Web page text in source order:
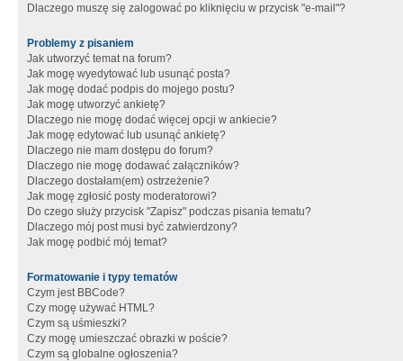
Dlaczego muszę się zalogować po kliknięciu w przycisk "e-mail"?
Problemy z pisaniem
Jak utworzyć temat na forum?
Jak mogę wyedytować lub usunąć posta?
Jak mogę dodać podpis do mojego postu?
Jak mogę utworzyć ankietę?
Dlaczego nie mogę dodać więcej opcji w ankiecie?
Jak mogę edytować lub usunąć ankietę?
Dlaczego nie mam dostępu do forum?
Dlaczego nie mogę dodawać załączników?
Dlaczego dostałam(em) ostrzeżenie?
Jak mogę zgłosić posty moderatorowi?
Do czego służy przycisk "Zapisz" podczas pisania tematu?
Dlaczego mój post musi być zatwierdzony?
Jak mogę podbić mój temat?
Formatowanie i typy tematów
Czym jest BBCode?
Czy mogę używać HTML?
Czym są uśmieszki?
Czy mogę umieszczać obrazki w poście?
Czym są globalne ogłoszenia?